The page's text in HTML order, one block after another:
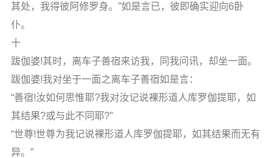
其处，我得彼阿修罗身。”如是言已，彼即确实迎向6卧
仆。
十
跋伽婆!其时，离车子善宿来访我，同我问讯，却坐一面。
跋伽婆!我对坐于一面之离车子善宿如是言：
“善宿!汝如何思惟耶?我对汝记说裸形道人库罗伽提耶，如
其结果?或与此不同耶?”
“世尊!世尊为我记说裸形道人库罗伽提耶，如其结果而无有
异。”